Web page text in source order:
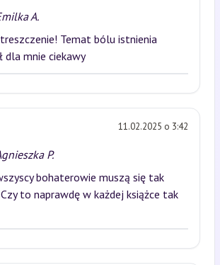
A.
Temat bólu istnienia
dla mnie ciekawy
11.02.2025 o 3:42
P.
bohaterowie muszą się tak
to naprawdę w każdej książce tak